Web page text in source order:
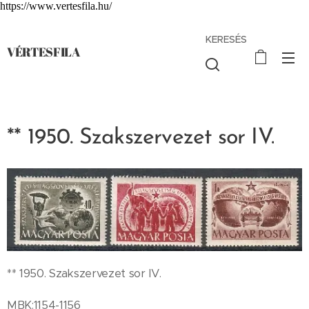
https://www.vertesfila.hu/
VÉRTESFILA
KERESÉS
** 1950. Szakszervezet sor IV.
** 1950. Szakszervezet sor IV.
MBK:1154-1156